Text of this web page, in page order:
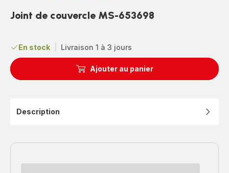
Joint de couvercle MS-653698
En stock Livraison 1 à 3 jours
Ajouter au panier
Description